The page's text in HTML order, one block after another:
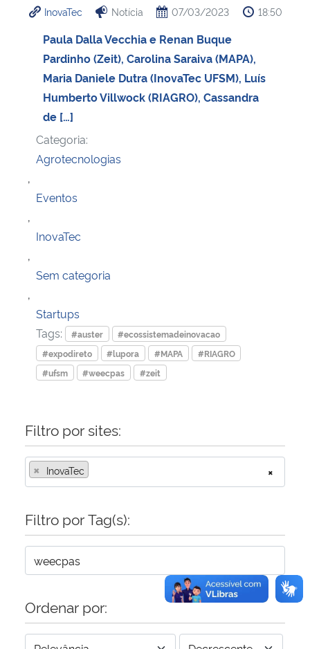
Ministério da Cidadania
Ministério de Minas e Energia
Ministério da Ciência, Tecnologia, Inovações e Comunicações
Ministério do Meio Ambiente
Ministério do Turismo
Ministério do Desenvolvimento Regional
Secretaria-Geral
Secretaria de Governo
Banco Central do Brasil
Planalto
InovaTec Notícia 07/03/2023 18:50
Paula Dalla Vecchia e Renan Buque
Pardinho (Zeit), Carolina Saraiva (MAPA),
Maria Daniele Dutra (InovaTec UFSM), Luís
Humberto Villwock (RIAGRO), Cassandra
de […]
Categoria:
Agrotecnologias
,
Eventos
,
InovaTec
,
Sem categoria
,
Startups
Tags:
#auster
#ecossistemadeinovacao
#expodireto
#lupora #MAPA
#RIAGRO
#ufsm
#weecpas #zeit
Filtro por sites:
×
× InovaTec
Filtro por Tag(s):
Ordenar por: